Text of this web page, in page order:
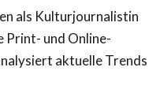
als Kulturjournalistin
Print- und Online-
aktuelle Trends